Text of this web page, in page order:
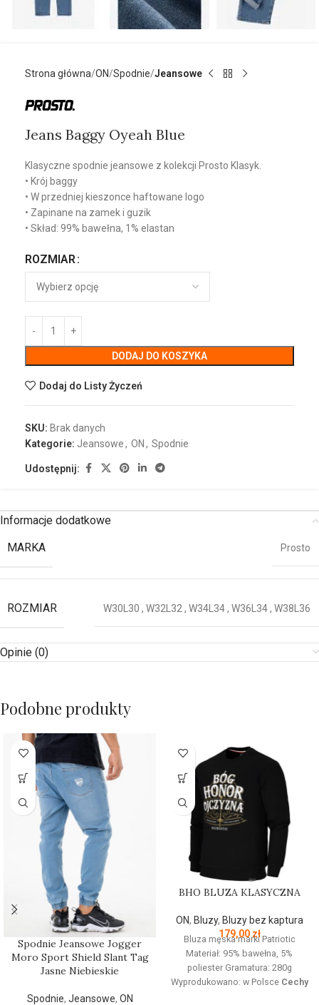
Strona główna ON Spodnie Jeansowe
Jeans Baggy Oyeah Blue
Klasyczne spodnie jeansowe z kolekcji Prosto Klasyk.
• Krój baggy
• W przedniej kieszonce haftowane logo
• Zapinane na zamek i guzik
• Skład: 99% bawełna, 1% elastan
ROZMIAR
DODAJ DO KOSZYKA
Dodaj do Listy Życzeń
SKU: Brak danych
Kategorie: Jeansowe, ON , Spodnie
Udostępnij:
Informacje dodatkowe
MARKA
Prosto
ROZMIAR W30L30 , W32L32, W34L34, W36L34, W38L36
Opinie (0)
Podobne produkty
Spodnie Jeansowe Jogger
Moro Sport Shield Slant Tag
Jasne Niebieskie
Spodnie, Jeansowe, ON
BHO BLUZA KLASYCZNA
ON, Bluzy, Bluzy bez kaptura
179,00 zł
Bluza męska marki Patriotic
Materiał: 95% bawełna, 5%
poliester Gramatura: 280g
Wyprodukowano: w Polsce Cechy